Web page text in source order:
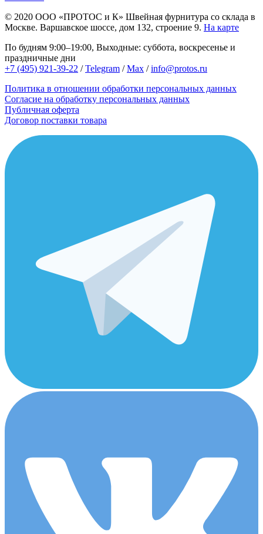
© 2020 ООО «ПРОТОС и К» Швейная фурнитура со склада в
Москве. Варшавское шоссе, дом 132, строение 9. На карте
По будням 9:00–19:00, Выходные: суббота, воскресенье и
праздничные дни
+7 (495) 921-39-22 /Telegram /Max /info@protos.ru
Политика в отношении обработки персональных данных
Согласие на обработку персональных данных
Публичная оферта
Договор поставки товара